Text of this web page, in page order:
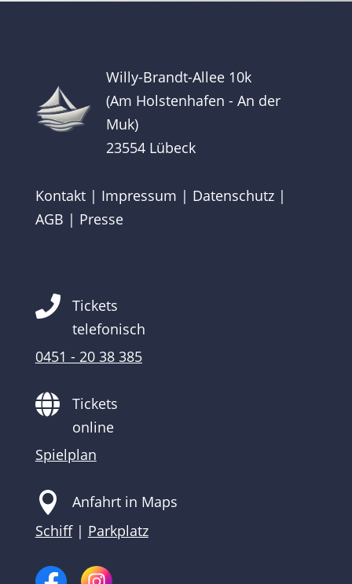
Willy-Brandt-Allee 10k
(Am Holstenhafen - An der
Muk)
23554 Lübeck
Kontakt| Impressum | Datenschutz|
AGB | Presse

Tickets
telefonisch
0451 - 20 38 385

Tickets
online
Spielplan

Anfahrt in Maps
Schiff| Parkplatz